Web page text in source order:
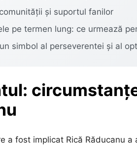
și suportul fanilor
pe termen lung: ce urmează
simbol al perseverentei și al
a fost implicat Rică Răducanu